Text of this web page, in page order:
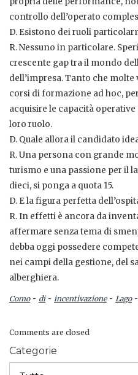
controllo dell’operato
D. Esistono dei ruoli
R. Nessuno in particolare.
crescente gap tra il mondo
dell’impresa. Tanto che
corsi di formazione ad hoc,
acquisire le capacità
loro ruolo.
D. Quale allora il candidato
R. Una persona con grande
turismo e una passione per il
dieci, si ponga a quota 15.
D. E la figura perfetta
R. In effetti è ancora da
affermare senza tema di
debba oggi possedere
nei campi della gestione, del
alberghiera.
Como- di- incentivazione- Lago-
Comments are closed
Categorie